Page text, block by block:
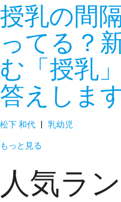
授乳の間
ってる？
む「授乳
答えしま
松下 和代 | 乳幼児
もっと見る
人気ラ